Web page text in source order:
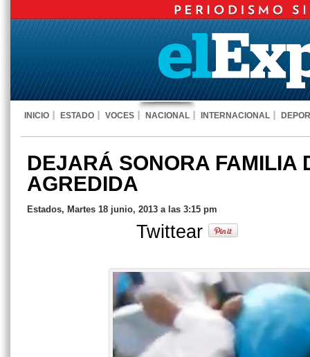
INICIO ESTADO VOCES NACIONAL INTERNACIONAL
DEJARÁ SONORA FAMILIA
AGREDIDA
Estados, Martes 18 junio, 2013 a las 3:15 pm
Twittear